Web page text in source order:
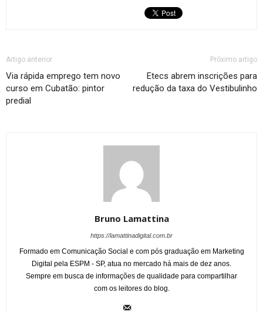
Artigo anterior
Via rápida emprego tem novo
curso em Cubatão: pintor
predial
Próximo artigo
Etecs abrem inscrições para
redução da taxa do Vestibulinho
Bruno Lamattina
https://lamattinadigital.com.br
Formado em Comunicação Social e com pós graduação em Marketing
Digital pela ESPM - SP, atua no mercado há mais de dez anos.
Sempre em busca de informações de qualidade para compartilhar
com os leitores do blog.